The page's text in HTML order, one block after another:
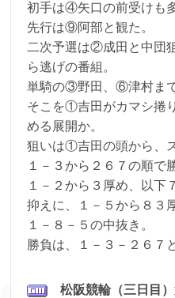
初手は④矢口の前受けも
先行は⑨阿部と観た。
二次予選は②成田と中団
ら逃げの番組。
単騎の③野田、⑥津村まで
そこを①吉田がカマシ捲
める展開か。
狙いは①吉田の頭から、
１－３から２６７の順で
１－２から３厚め、以下
抑えに、１－５から８３
１－８－５の中抜き。
勝負は、１－３－２６７
松阪競輪（三日目